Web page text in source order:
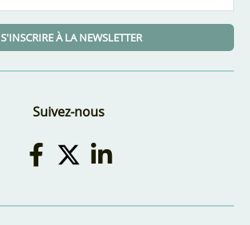
S'INSCRIRE À LA NEWSLETTER
Suivez-nous